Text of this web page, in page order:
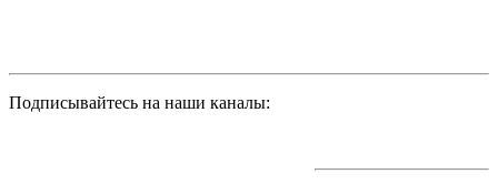
Подписывайтесь на наши каналы: